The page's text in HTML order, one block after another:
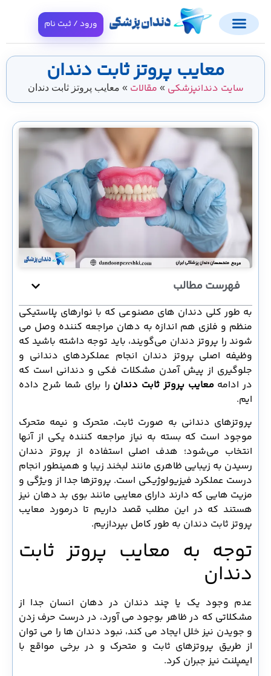
ورود / ثبت نام
معایب پروتز ثابت دندان
سایت دندانپزشکی»مقالات»معایب پروتز ثابت دندان
فهرست مطالب
به طور کلی دندان های مصنوعی که با نوارهای پلاستیکی
منظم و فلزی هم اندازه به دهان مراجعه کننده وصل می
شوند را پروتز دندان می‌گویند، باید توجه داشته باشید که
وظیفه اصلی پروتز دندان انجام عملکردهای دندانی و
جلوگیری از پیش آمدن مشکلات فکی و دندانی است که
در ادامهمعایب پروتز ثابت دندانرا برای شما شرح داده
ایم.
پروتزهای دندانی به صورت ثابت، متحرک و نیمه متحرک
موجود است که بسته به نیاز مراجعه کننده یکی از آنها
انتخاب می‌شود؛ هدف اصلی استفاده از پروتز دندان
رسیدن به زیبایی ظاهری مانند لبخند زیبا و همینطور انجام
درست عملکرد فیزیولوژیکی است. پروتزها جدا از ویژگی و
مزیت هایی که دارند دارای معایبی مانند بوی بد دهان نیز
هستند که در این مطلب قصد داریم تا درمورد معایب
پروتز ثابت دندان به طور کامل بپردازیم.
توجه به معایب پروتز ثابت
دندان
عدم وجود یک یا چند دندان در دهان انسان جدا از
مشکلاتی که در ظاهر بوجود می آورد، در درست حرف زدن
و جویدن نیز خلل ایجاد می کند، نبود دندان ها را می توان
از طریق پروتزهای ثابت و متحرک و در برخی مواقع با
ایمپلنت نیز جبران کرد.